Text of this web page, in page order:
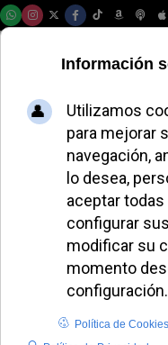
El
ante la
política